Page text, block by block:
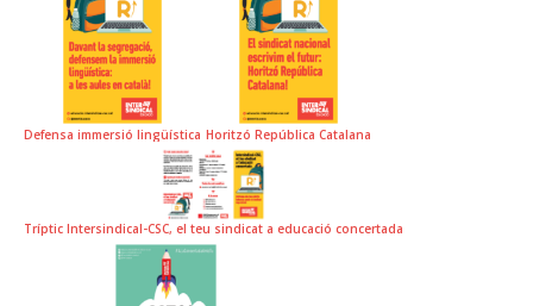
Defensa immersió lingüística Horitzó República Catalana
Tríptic Intersindical-CSC, el teu sindicat a educació concertada